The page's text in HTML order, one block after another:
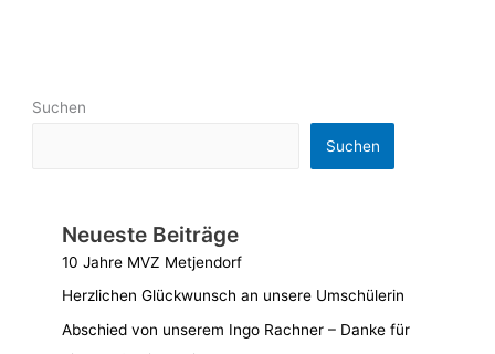
Suchen
Suchen
Neueste Beiträge
10 Jahre MVZ Metjendorf
Herzlichen Glückwunsch an unsere Umschülerin
Abschied von unserem Ingo Rachner – Danke für